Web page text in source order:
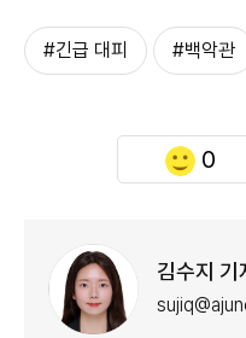
#긴급 대피 #백악관
0
김수지 기